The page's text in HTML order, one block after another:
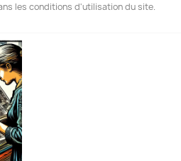
les conditions d'utilisation du site.